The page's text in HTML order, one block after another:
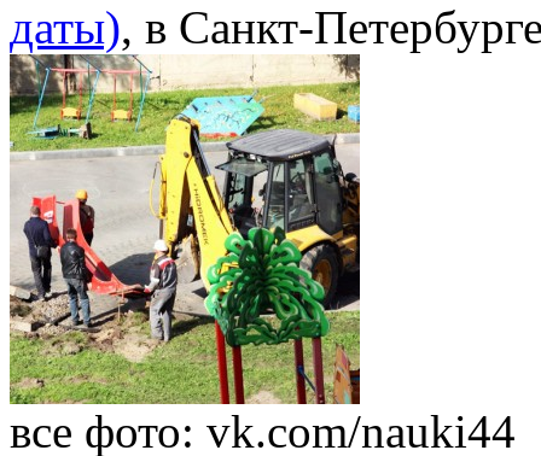
даты), в Санкт-
все фото: vk.com/nauki44